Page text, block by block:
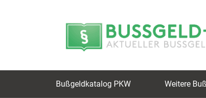
Bußgeldkatalog PKW Weitere